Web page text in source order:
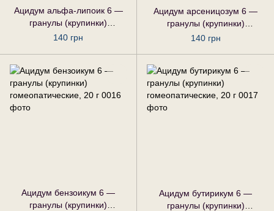
Ацидум альфа-липоик 6 —
гранулы (крупинки)
гомеопатические, 20 г
140 грн
Ацидум арсеницозум 6 —
гранулы (крупинки)
гомеопатические, 20 г
140 грн
Ацидум бензоикум 6 —
гранулы (крупинки)
Ацидум бутирикум 6 —
гранулы (крупинки)